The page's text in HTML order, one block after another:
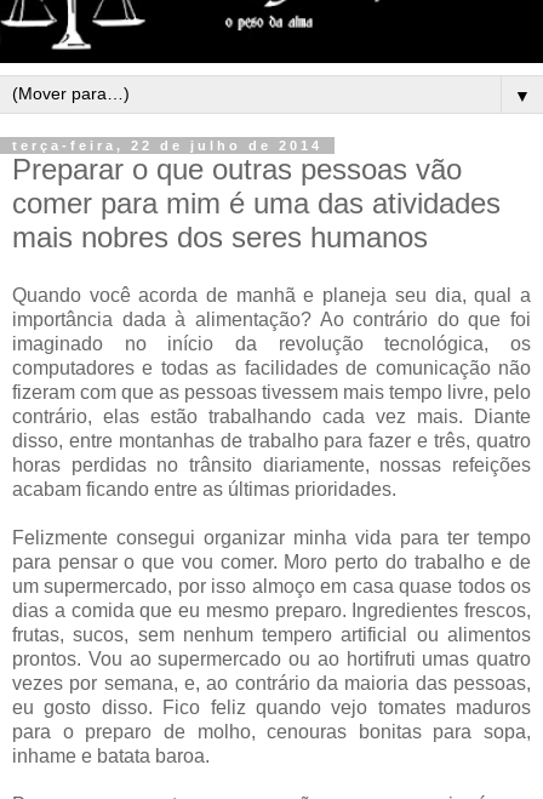
▼
terça-feira, 22 de julho de 2014
Preparar o que outras pessoas vão
comer para mim é uma das atividades
mais nobres dos seres humanos
Quando você acorda de manhã e planeja seu dia, qual a
importância dada à alimentação? Ao contrário do que foi
imaginado no início da revolução tecnológica, os
computadores e todas as facilidades de comunicação não
fizeram com que as pessoas tivessem mais tempo livre, pelo
contrário, elas estão trabalhando cada vez mais. Diante
disso, entre montanhas de trabalho para fazer e três, quatro
horas perdidas no trânsito diariamente, nossas refeições
acabam ficando entre as últimas prioridades.
Felizmente consegui organizar minha vida para ter tempo
para pensar o que vou comer. Moro perto do trabalho e de
um supermercado, por isso almoço em casa quase todos os
dias a comida que eu mesmo preparo. Ingredientes frescos,
frutas, sucos, sem nenhum tempero artificial ou alimentos
prontos. Vou ao supermercado ou ao hortifruti umas quatro
vezes por semana, e, ao contrário da maioria das pessoas,
eu gosto disso. Fico feliz quando vejo tomates maduros
para o preparo de molho, cenouras bonitas para sopa,
inhame e batata baroa.